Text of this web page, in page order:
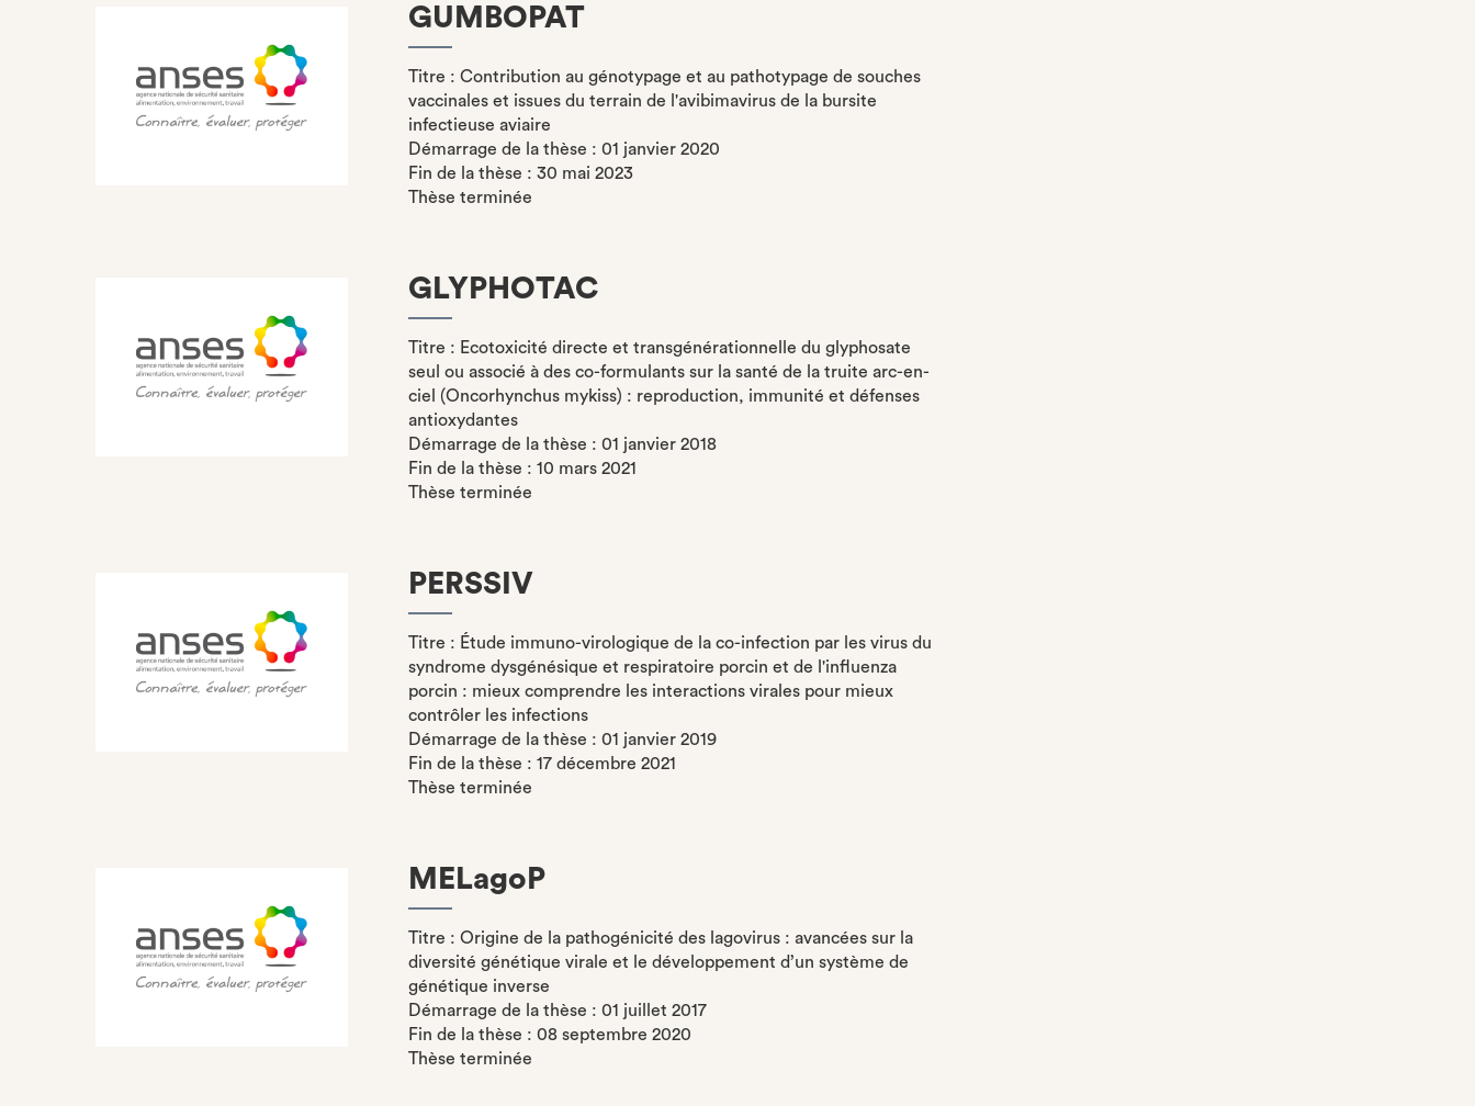
GUMBOPAT
Titre : Contribution au génotypage et au pathotypage de souches
vaccinales et issues du terrain de l'avibimavirus de la bursite
infectieuse aviaire
Démarrage de la thèse : 01 janvier 2020
Fin de la thèse : 30 mai 2023
Thèse terminée
GLYPHOTAC
Titre : Ecotoxicité directe et transgénérationnelle du glyphosate
seul ou associé à des co-formulants sur la santé de la truite arc-en-
ciel (Oncorhynchus mykiss) : reproduction, immunité et défenses
antioxydantes
Démarrage de la thèse : 01 janvier 2018
Fin de la thèse : 10 mars 2021
Thèse terminée
PERSSIV
Titre : Étude immuno-virologique de la co-infection par les virus du
syndrome dysgénésique et respiratoire porcin et de l'influenza
porcin : mieux comprendre les interactions virales pour mieux
contrôler les infections
Démarrage de la thèse : 01 janvier 2019
Fin de la thèse : 17 décembre 2021
Thèse terminée
MELagoP
Titre : Origine de la pathogénicité des lagovirus : avancées sur la
diversité génétique virale et le développement d’un système de
génétique inverse
Démarrage de la thèse : 01 juillet 2017
Fin de la thèse : 08 septembre 2020
Thèse terminée